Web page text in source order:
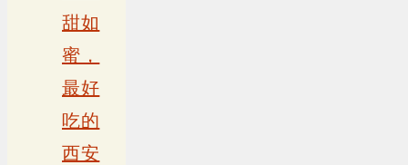
甜如
蜜，
最好
吃的
西安